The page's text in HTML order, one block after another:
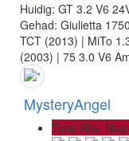
Huidig: GT 3.2 V6
Gehad: Giulietta
TCT (2013) | MiTo
(2003) | 75 3.0 V6
MysteryAngel
Type Alfa: Nog